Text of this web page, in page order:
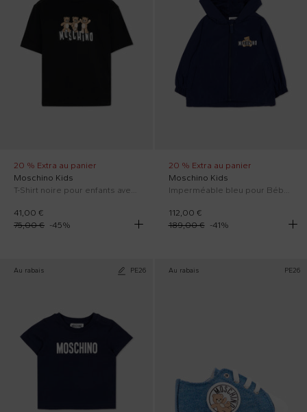
20 % Extra au panier
Moschino Kids
T-Shirt noire pour enfants avec Teddy Bear
41,00 €
75,00 € -45%
20 % Extra au panier
Moschino Kids
Imperméable bleu pour Bébé Garçon avec Teddy Bear
112,00 €
189,00 €
-41%
Au rabais PE26 Au rabais PE26